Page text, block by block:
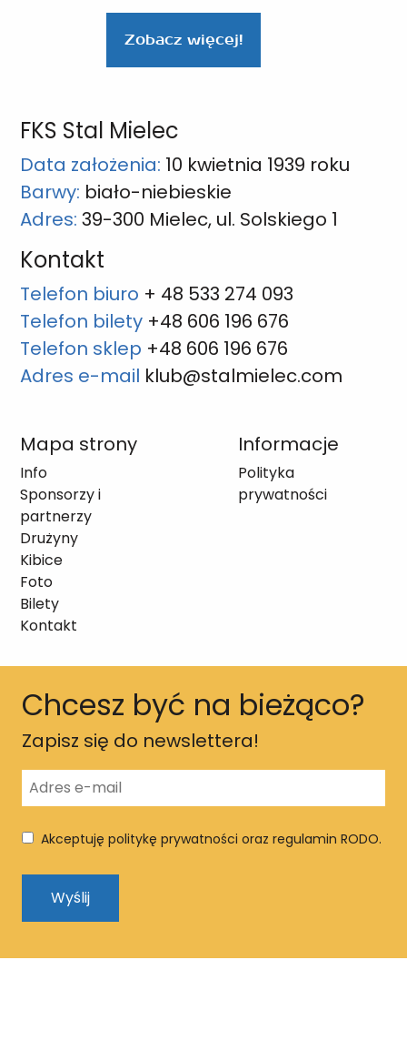
Zobacz więcej!
FKS Stal Mielec
Data założenia: 10 kwietnia 1939 roku
Barwy: biało-niebieskie
Adres: 39-300 Mielec, ul. Solskiego 1
Kontakt
Telefon biuro + 48 533 274 093
Telefon bilety +48 606 196 676
Telefon sklep +48 606 196 676
Adres e-mail klub@stalmielec.com
Mapa strony
Info
Sponsorzy i
partnerzy
Drużyny
Kibice
Foto
Bilety
Kontakt
Informacje
Polityka
prywatności
Chcesz być na bieżąco?
Zapisz się do newslettera!
Akceptuję politykę prywatności oraz regulamin RODO.